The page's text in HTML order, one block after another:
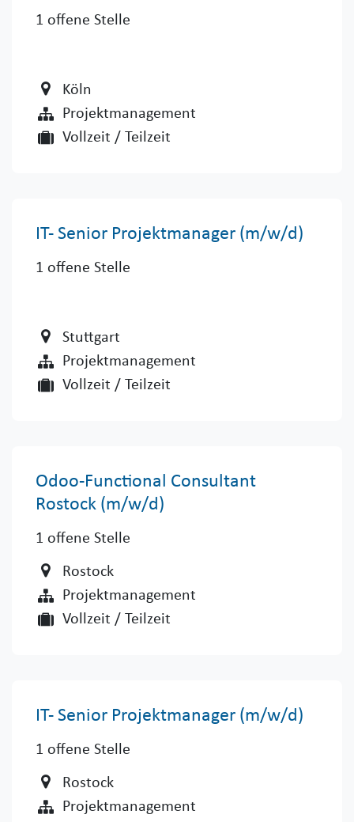
1 offene Stelle
Köln
Projektmanagement
Vollzeit / Teilzeit
IT- Senior Projektmanager (m/w/d)
1 offene Stelle
Stuttgart
Projektmanagement
Vollzeit / Teilzeit
Odoo-Functional Consultant
Rostock (m/w/d)
1 offene Stelle
Rostock
Projektmanagement
Vollzeit / Teilzeit
IT- Senior Projektmanager (m/w/d)
1 offene Stelle
Rostock
Projektmanagement